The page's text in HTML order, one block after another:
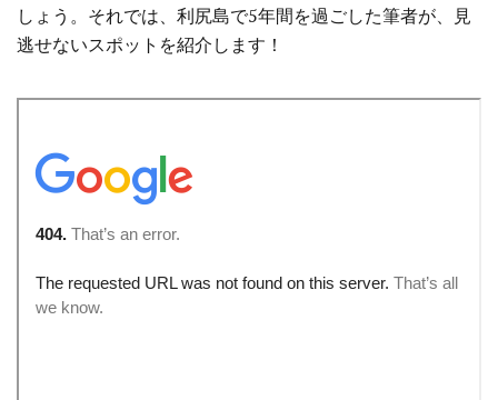
しょう。それでは、利尻島で5年間を過ごした筆者が、見
逃せないスポットを紹介します！